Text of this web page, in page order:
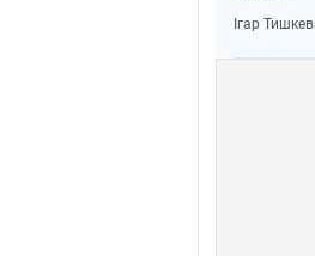
Ігар